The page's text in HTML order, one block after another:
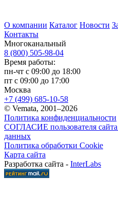
О компании Каталог Новости
Контакты
Многоканальный
8 (800) 505-98-04
Время работы:
пн-чт с 09:00 до 18:00
пт с 09:00 до 17:00
Москва
+7 (499) 685-10-58
© Vemata, 2001–2026
Политика конфиденциальности
СОГЛАСИЕ пользователя
данных
Политика обработки Cookie
Карта сайта
Разработка сайта - InterLabs